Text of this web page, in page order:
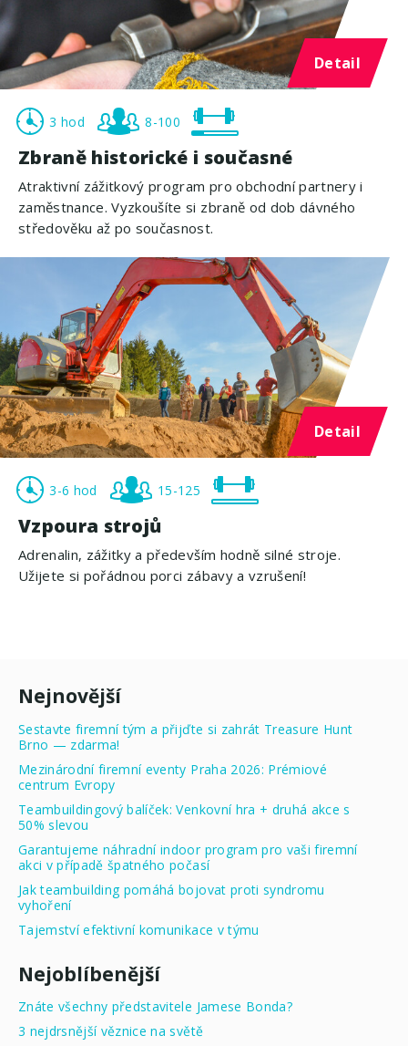
Detail
3 hod 8-100
Zbraně historické i současné
Atraktivní zážitkový program pro obchodní partnery i
zaměstnance. Vyzkoušíte si zbraně od dob dávného
středověku až po současnost.
Detail
3-6 hod 15-125
Vzpoura strojů
Adrenalin, zážitky a především hodně silné stroje.
Užijete si pořádnou porci zábavy a vzrušení!
Nejnovější
Sestavte firemní tým a přijďte si zahrát Treasure Hunt
Brno — zdarma!
Mezinárodní firemní eventy Praha 2026: Prémiové
centrum Evropy
Teambuildingový balíček: Venkovní hra + druhá akce s
50% slevou
Garantujeme náhradní indoor program pro vaši firemní
akci v případě špatného počasí
Jak teambuilding pomáhá bojovat proti syndromu
vyhoření
Tajemství efektivní komunikace v týmu
Nejoblíbenější
Znáte všechny představitele Jamese Bonda?
3 nejdrsnější věznice na světě